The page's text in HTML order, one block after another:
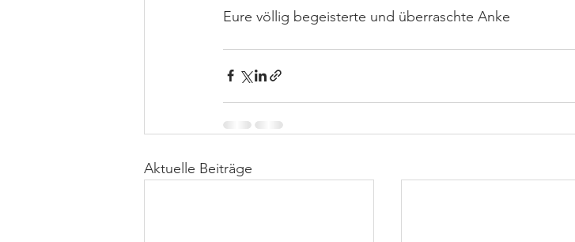
Eure völlig begeisterte und überraschte Anke
Aktuelle Beiträge